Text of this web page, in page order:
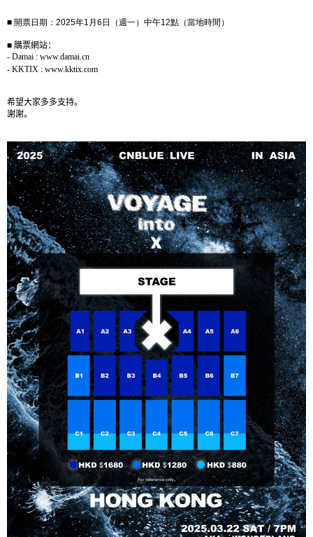
■ 開票日期： 2025年1 月6 日（週一）中午12點（當地時間）
■ 購票網站：
- Damai : www.damai.cn
- KKTIX : www.kktix.com
希望大家多多支持。
謝謝。